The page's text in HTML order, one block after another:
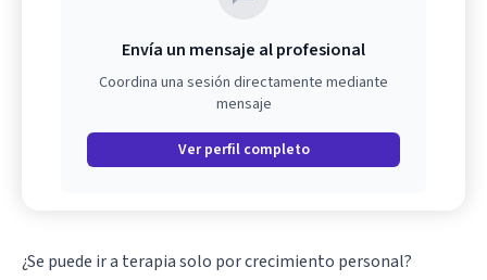
Envía un mensaje al profesional
Coordina una sesión directamente mediante
mensaje
Ver perfil completo
¿Se puede ir a terapia solo por crecimiento personal?